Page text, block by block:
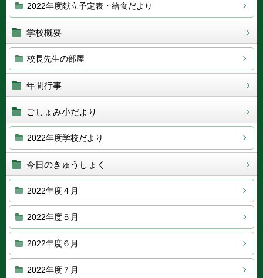
2022年度献立予定表・給食だより
学校概要
校長先生の部屋
年間行事
ごしょみ小だより
2022年度学校だより
今日のきゅうしょく
2022年度４月
2022年度５月
2022年度６月
2022年度７月